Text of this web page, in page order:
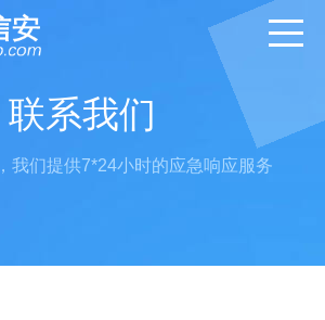
联系我们
我们提供7*24小时的应急响应服务